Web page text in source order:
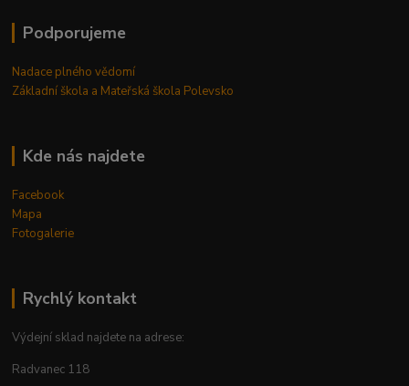
Podporujeme
Nadace plného vědomí
Základní škola a Mateřská škola Polevsko
Kde nás najdete
Facebook
Mapa
Fotogalerie
Rychlý kontakt
Výdejní sklad najdete na adrese:
Radvanec 118